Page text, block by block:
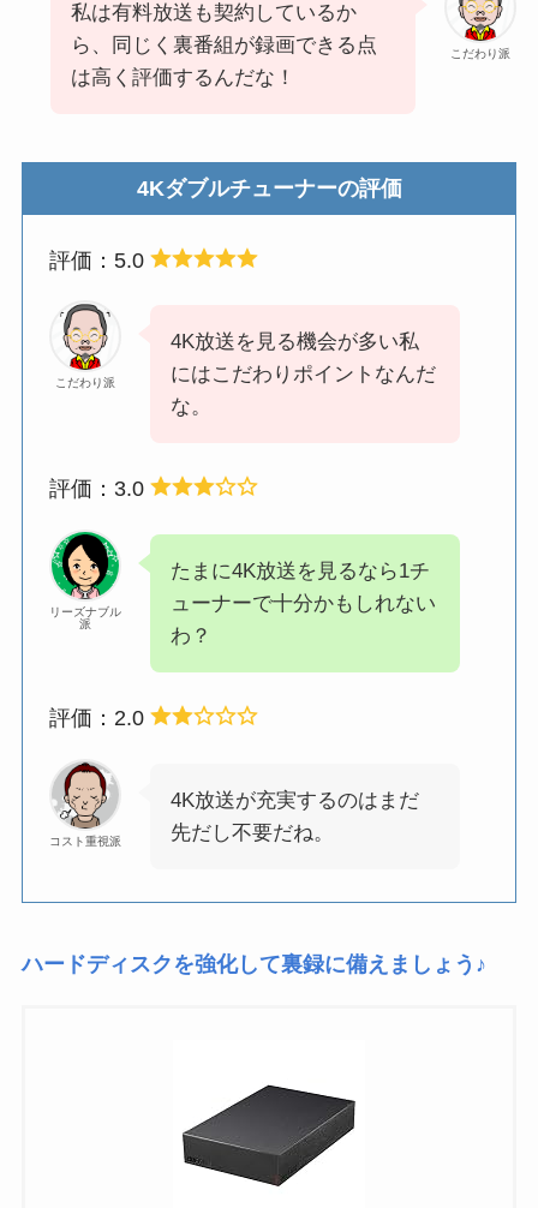
こだわり派
私は有料放送も契約しているか
ら、同じく裏番組が録画できる点
は高く評価するんだな！
4Kダブルチューナーの評価
評価：5.0
こだわり派
4K放送を見る機会が多い私
にはこだわりポイントなんだ
な。
評価：3.0
リーズナブル
派
たまに4K放送を見るなら1チ
ューナーで十分かもしれない
わ？
評価：2.0
コスト重視派
4K放送が充実するのはまだ
先だし不要だね。
ハードディスクを強化して裏録に備えましょう♪